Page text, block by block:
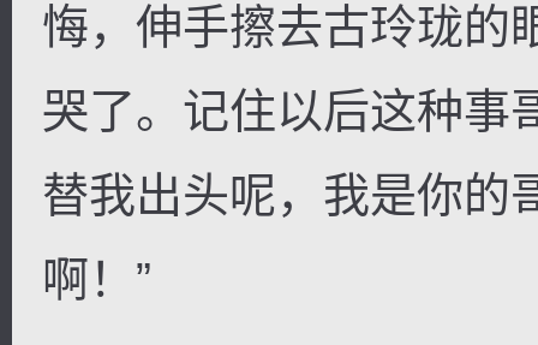
悔，伸手擦去古玲珑的
哭了。记住以后这种事
替我出头呢，我是你的
啊！”